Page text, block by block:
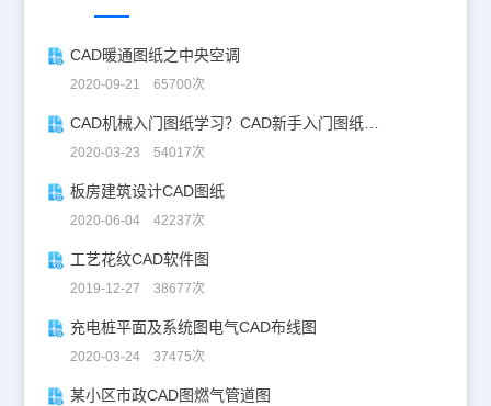
CAD暖通图纸之中央空调
2020-09-21 65700次
CAD机械入门图纸学习？CAD新手入门图纸练习
2020-03-23 54017次
板房建筑设计CAD图纸
2020-06-04 42237次
工艺花纹CAD软件图
2019-12-27 38677次
充电桩平面及系统图电气CAD布线图
2020-03-24 37475次
某小区市政CAD图燃气管道图